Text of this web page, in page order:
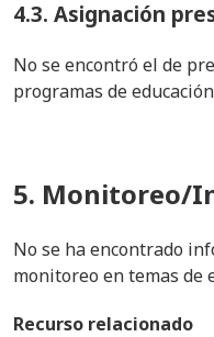
4.3. Asignación
No se encontró el de
programas de
5. Monitoreo/
No se ha encontrado
monitoreo en temas de
Recurso relacionado